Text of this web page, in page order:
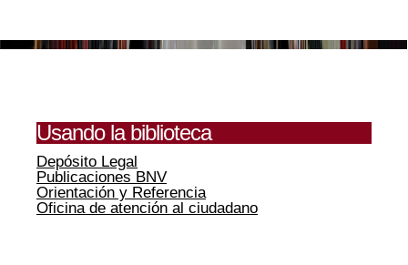
Usando la biblioteca
Depósito Legal
Publicaciones BNV
Orientación y Referencia
Oficina de atención al ciudadano